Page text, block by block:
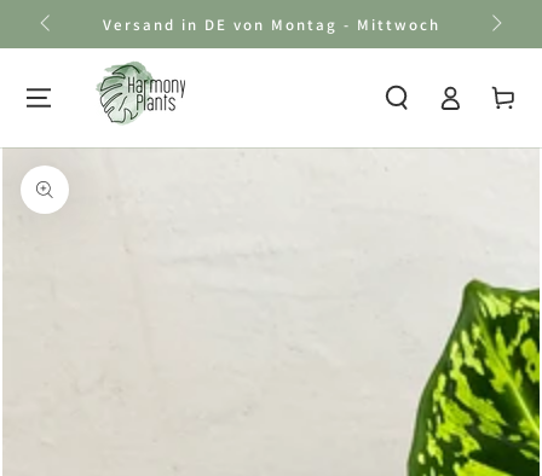
Zum Inhalt
springenVersand in DE von Montag - Mittwoch
Einloggen
Zu den
Produktinformationen
springen